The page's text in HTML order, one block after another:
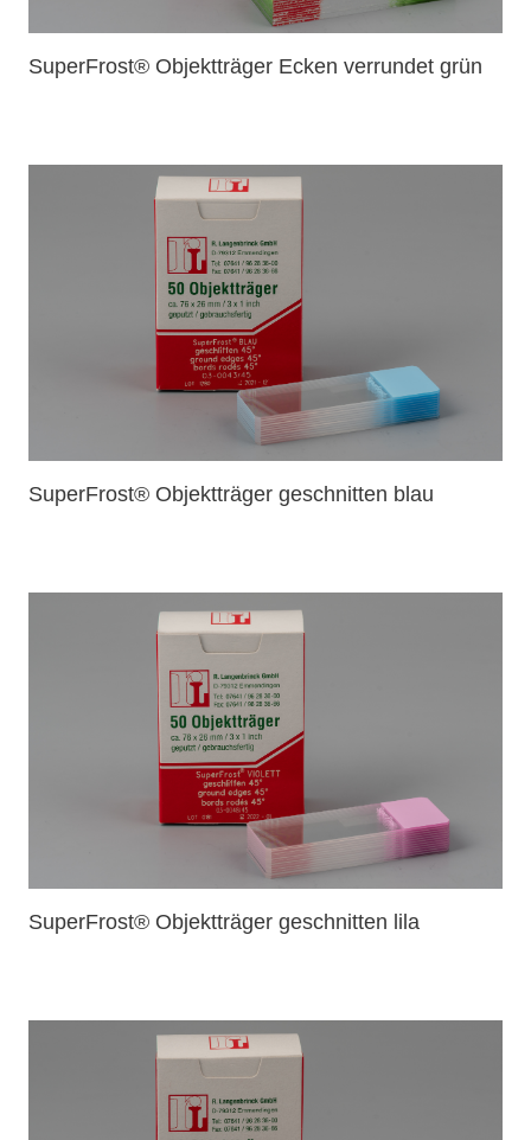
SuperFrost® Objektträger Ecken verrundet grün
SuperFrost® Objektträger geschnitten blau
SuperFrost® Objektträger geschnitten lila